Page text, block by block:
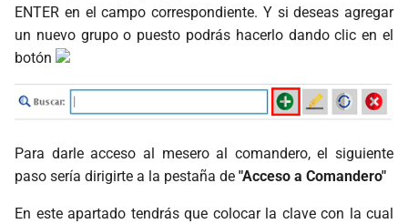
ENTER en el campo correspondiente. Y si deseas agregar
un nuevo grupo o puesto podrás hacerlo dando clic en el
botón
Para darle acceso al mesero al comandero, el siguiente
paso sería dirigirte a la pestaña de "Acceso a Comandero"
En este apartado tendrás que colocar la clave con la cual